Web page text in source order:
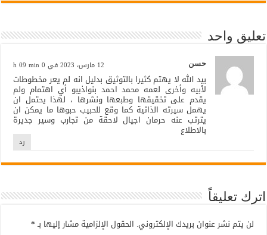
تعليق واحد
حسن 12 مارس، 2023 في 0 h 09 min
بيد الله لا يهتم كثيرا بالتوثيق بدليل انه لم يعر مخطوطات
لأبيه وأخرى لعمه محمد احمد بنواذيبو أي اهتمام ولم
يقدم على تخقيقها وطبعها ونشرها ، لهذا يحتمل ان
يهمل سيرته الذاتية كما وقع للحبيب حبوها ما يمكن ان
يترتب عنه حرمان اجيال لاحقة من تجارب وسير جديرة
بالاطلاع
رد
اترك تعليقاً
لن يتم نشر عنوان بريدك الإلكتروني. الحقول الإلزامية مشار إليها بـ *